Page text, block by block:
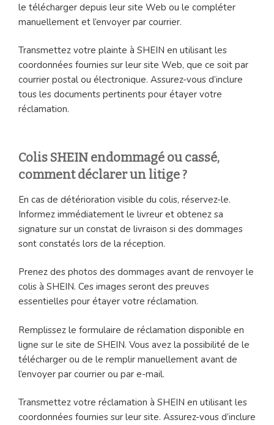
le télécharger depuis leur site Web ou le compléter
manuellement et l’envoyer par courrier.
Transmettez votre plainte à SHEIN en utilisant les
coordonnées fournies sur leur site Web, que ce soit par
courrier postal ou électronique. Assurez-vous d’inclure
tous les documents pertinents pour étayer votre
réclamation.
Colis SHEIN endommagé ou cassé,
comment déclarer un litige ?
En cas de détérioration visible du colis, réservez-le.
Informez immédiatement le livreur et obtenez sa
signature sur un constat de livraison si des dommages
sont constatés lors de la réception.
Prenez des photos des dommages avant de renvoyer le
colis à SHEIN. Ces images seront des preuves
essentielles pour étayer votre réclamation.
Remplissez le formulaire de réclamation disponible en
ligne sur le site de SHEIN. Vous avez la possibilité de le
télécharger ou de le remplir manuellement avant de
l’envoyer par courrier ou par e-mail.
Transmettez votre réclamation à SHEIN en utilisant les
coordonnées fournies sur leur site. Assurez-vous d’inclure